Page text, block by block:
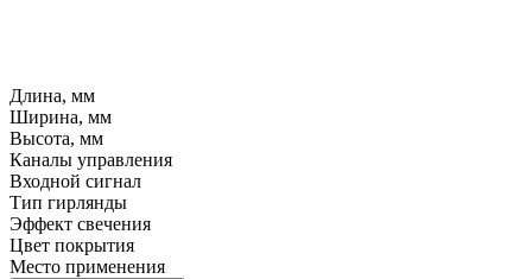
Длина, мм
Ширина, мм
Высота, мм
Каналы управления
Входной сигнал
Тип гирлянды
Эффект свечения
Цвет покрытия
Место применения